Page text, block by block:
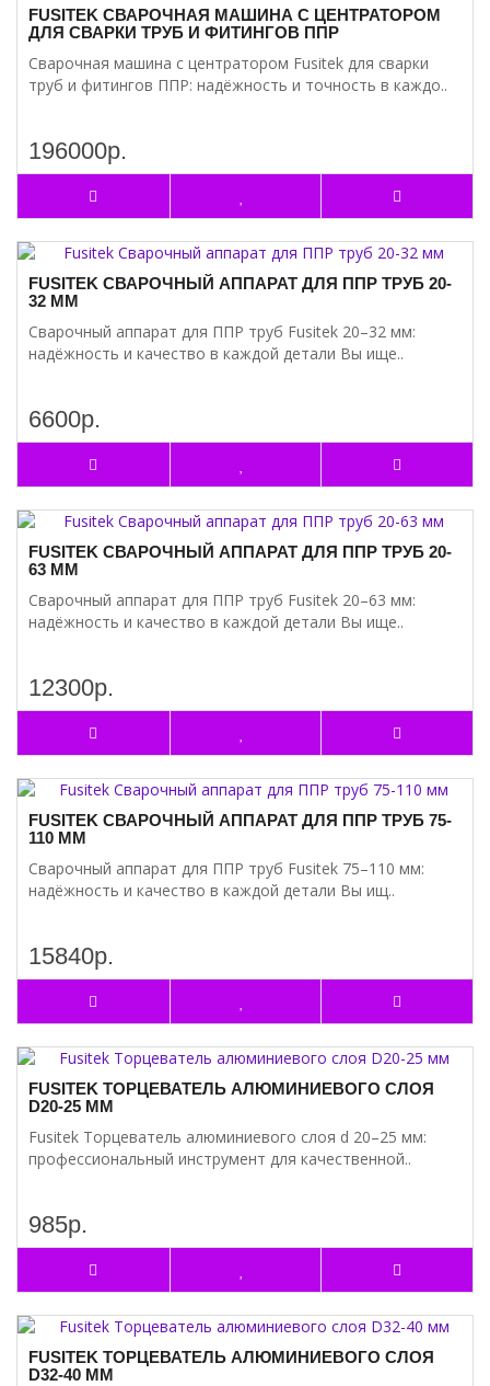
FUSITEK СВАРОЧНАЯ МАШИНА С ЦЕНТРАТОРОМ
ДЛЯ СВАРКИ ТРУБ И ФИТИНГОВ ППР
Сварочная машина с центратором Fusitek для сварки
труб и фитингов ППР: надёжность и точность в каждо..
196000р.
FUSITEK СВАРОЧНЫЙ АППАРАТ ДЛЯ ППР ТРУБ 20-
32 ММ
Сварочный аппарат для ППР труб Fusitek 20–32 мм:
надёжность и качество в каждой детали Вы ище..
6600р.
FUSITEK СВАРОЧНЫЙ АППАРАТ ДЛЯ ППР ТРУБ 20-
63 ММ
Сварочный аппарат для ППР труб Fusitek 20–63 мм:
надёжность и качество в каждой детали Вы ище..
12300р.
FUSITEK СВАРОЧНЫЙ АППАРАТ ДЛЯ ППР ТРУБ 75-
110 ММ
Сварочный аппарат для ППР труб Fusitek 75–110 мм:
надёжность и качество в каждой детали Вы ищ..
15840р.
FUSITEK ТОРЦЕВАТЕЛЬ АЛЮМИНИЕВОГО СЛОЯ
D20-25 ММ
Fusitek Торцеватель алюминиевого слоя d 20–25 мм:
профессиональный инструмент для качественной..
985р.
FUSITEK ТОРЦЕВАТЕЛЬ АЛЮМИНИЕВОГО СЛОЯ
D32-40 ММ